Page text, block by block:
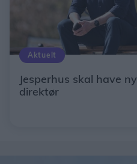
Aktuelt
Jesperhus skal have ny
direktør